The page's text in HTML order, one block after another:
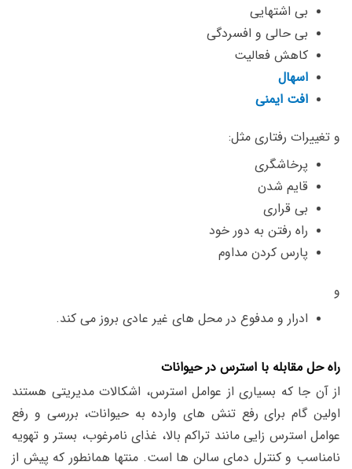
بی اشتهایی
بی حالی و افسردگی
کاهش فعالیت
اسهال
افت ایمنی
و تغییرات رفتاری مثل:
پرخاشگری
قایم شدن
بی قراری
راه رفتن به دور خود
پارس کردن مداوم
و
ادرار و مدفوع در محل های غیر عادی بروز می کند.
راه حل مقابله با استرس در حیوانات
از آن جا که بسیاری از عوامل استرس، اشکالات مدیریتی هستند
اولین گام برای رفع تنش های وارده به حیوانات، بررسی و رفع
عوامل استرس زایی مانند تراکم بالا، غذای نامرغوب، بستر و تهویه
نامناسب و کنترل دمای سالن ها است. منتها همانطور که پیش از